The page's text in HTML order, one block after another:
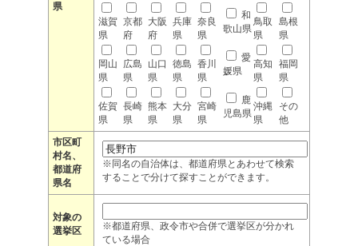
県
滋賀
県
京都
府
大阪
府
兵庫
県
奈良
県
和
歌山県
鳥取
県
島根
県
岡山
県
広島
県
山口
県
徳島
県
香川
県
愛
媛県
高知
県
福岡
県
佐賀
県
長崎
県
熊本
県
大分
県
宮崎
県
鹿
児島県
沖縄
県
その
他
市区町
村名、
都道府
県名
※同名の自治体は、都道府県とあわせて検索
することで分けて探すことができます。
対象の
選挙区
※都道府県、政令市や合併で選挙区が分かれ
ている場合